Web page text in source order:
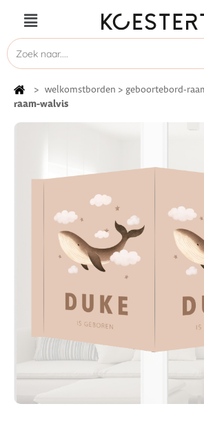
> welkomstborden > geboortebord-
raam-walvis